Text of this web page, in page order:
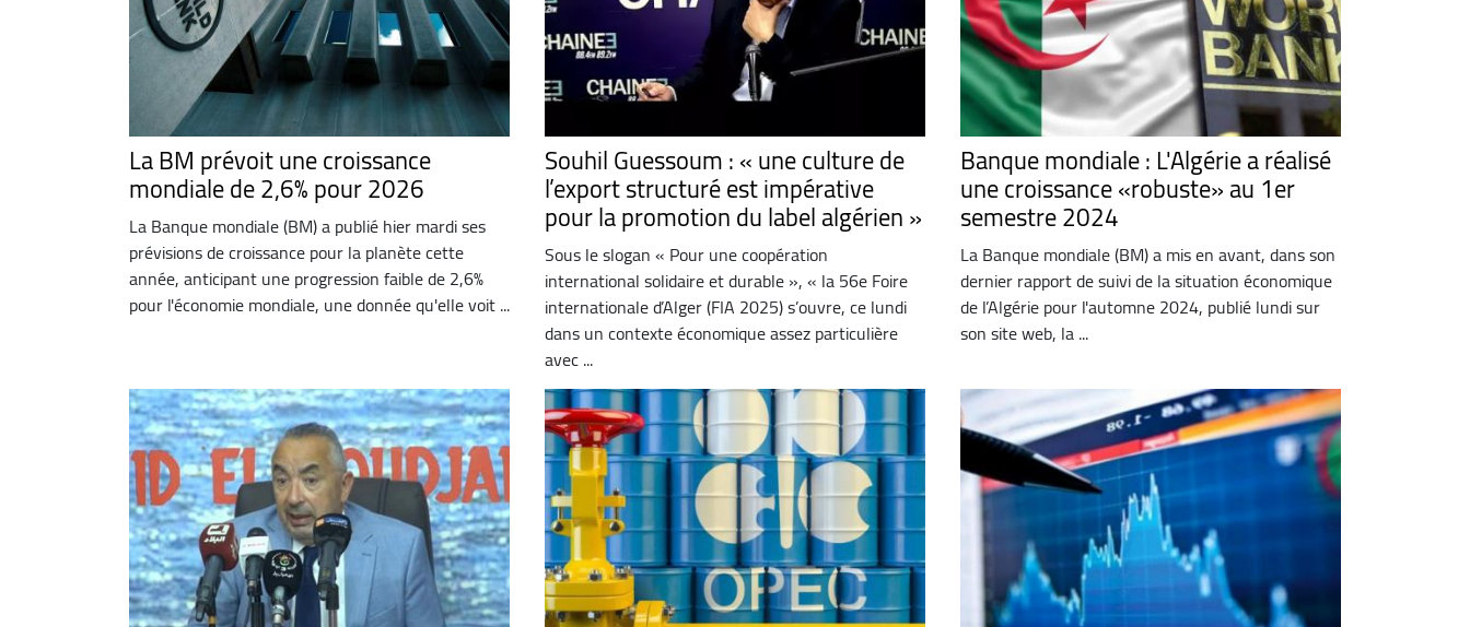
La BM prévoit une croissance
mondiale de 2,6% pour 2026
La Banque mondiale (BM) a publié hier mardi ses
prévisions de croissance pour la planète cette
année, anticipant une progression faible de 2,6%
pour l'économie mondiale, une donnée qu'elle voit ...
Souhil Guessoum : « une culture de
l’export structuré est impérative
pour la promotion du label algérien »
Sous le slogan « Pour une coopération
international solidaire et durable », « la 56e Foire
internationale d’Alger (FIA 2025) s’ouvre, ce lundi
dans un contexte économique assez particulière
avec ...
Banque mondiale : L'Algérie a réalisé
une croissance «robuste» au 1er
semestre 2024
La Banque mondiale (BM) a mis en avant, dans son
dernier rapport de suivi de la situation économique
de l’Algérie pour l'automne 2024, publié lundi sur
son site web, la ...